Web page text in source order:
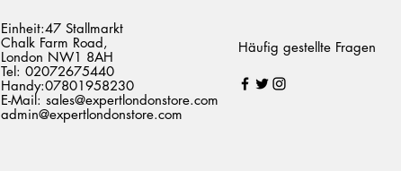
Einheit:47 Stallmarkt
Chalk Farm Road,
London NW1 8AH
Tel: 02072675440
Handy:07801958230
E-Mail: sales@expertlondonstore.com
admin@expertlondonstore.com
Häufig gestellte Fragen